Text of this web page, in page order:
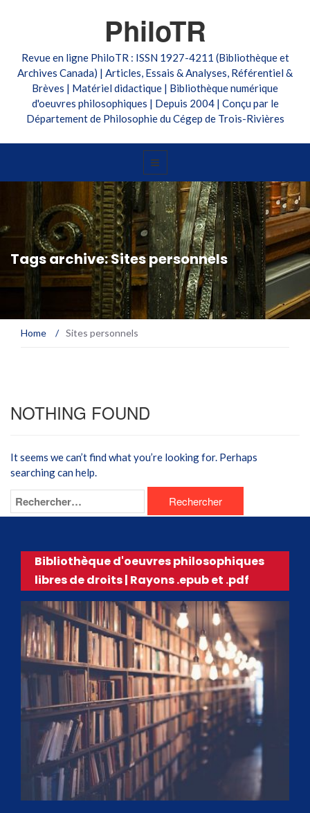
PhiloTR
Revue en ligne PhiloTR : ISSN 1927-4211 (Bibliothèque et
Archives Canada) | Articles, Essais & Analyses, Référentiel &
Brèves | Matériel didactique | Bibliothèque numérique
d'oeuvres philosophiques | Depuis 2004 | Conçu par le
Département de Philosophie du Cégep de Trois-Rivières
Tags archive: Sites personnels
Home / Sites personnels
NOTHING FOUND
It seems we can’t find what you’re looking for. Perhaps
searching can help.
Bibliothèque d'oeuvres philosophiques
libres de droits | Rayons .epub et .pdf